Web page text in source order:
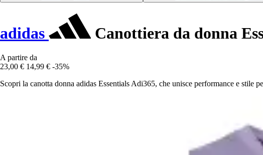
adidas Canottiera da donna
A partire da
23,00 € 14,99 € -35%
Scopri la canotta donna adidas Essentials Adi365, che unisce performance e stile